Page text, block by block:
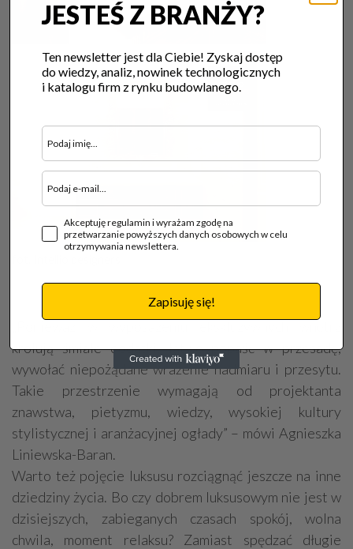
królują śmiałe dodatki, łatwo popaść w przesadę,
wywołać niepożądane wrażenie nadmiaru i przesytu.
Takie przestrzenie wymagają od projektanta
znawstwa, pietyzmu, wiedzy, wysokiej kultury
stylistycznej i aranżacyjnej ogłady” – mówi Agnieszka
Liniewska-Baran.
Warto też pojęcie luksusu rozciągnąć jeszcze na inne
dziedziny życia. Bo czy dobrem luksusowym nie jest w
dzisiejszych, zabieganych czasach spokój, wolna
chwila, moment relaksu? Zamiast spędzać długie
JESTEŚ Z BRANŻY?
Ten newsletter jest dla Ciebie! Zyskaj dostęp
do wiedzy, analiz, nowinek technologicznych
i katalogu firm z rynku budowlanego.
Akceptuję regulamin i wyrażam zgodę na
przetwarzanie powyższych danych osobowych w celu
otrzymywania newslettera.
Zapisuję się!